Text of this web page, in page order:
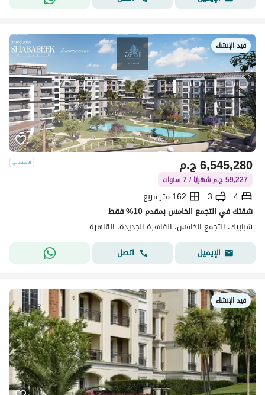
قيد الإنشاء
ج.م6,545,280
59,227 ج.م شهريًا / 7 سنوات
4
3
162 متر مربع
شقتك في التجمع الخامس بمقدم 10% فقط
شبابيك، التجمع الخامس، القاهرة الجديدة، القاهرة
الإيميل
اتصل
قيد الإنشاء